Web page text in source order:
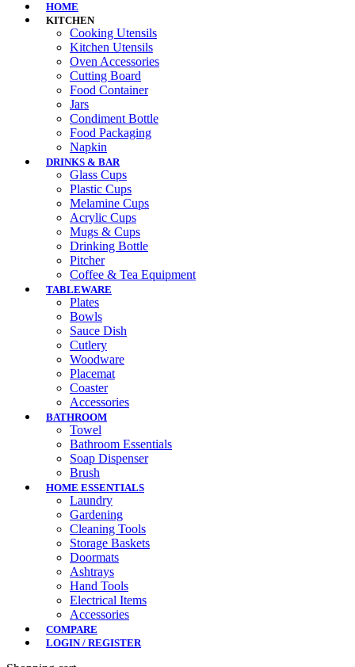
HOME
KITCHEN
Cooking Utensils
Kitchen Utensils
Oven Accessories
Cutting Board
Food Container
Jars
Condiment Bottle
Food Packaging
Napkin
DRINKS & BAR
Glass Cups
Plastic Cups
Melamine Cups
Acrylic Cups
Mugs & Cups
Drinking Bottle
Pitcher
Coffee & Tea Equipment
TABLEWARE
Plates
Bowls
Sauce Dish
Cutlery
Woodware
Placemat
Coaster
Accessories
BATHROOM
Towel
Bathroom Essentials
Soap Dispenser
Brush
HOME ESSENTIALS
Laundry
Gardening
Cleaning Tools
Storage Baskets
Doormats
Ashtrays
Hand Tools
Electrical Items
Accessories
COMPARE
LOGIN / REGISTER